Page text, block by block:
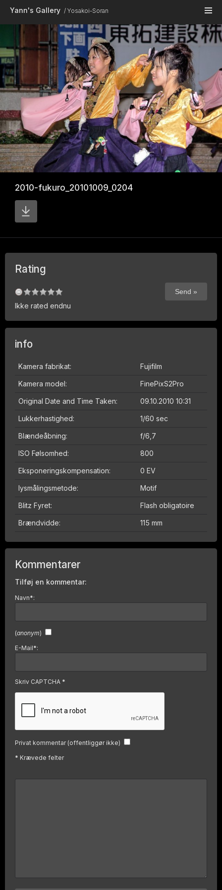
Yann's Gallery Yosakoi-Soran
2010-fukuro_20101009_0204
Rating
Ikke rated endnu
info
Kamera fabrikat: Fujifilm
Kamera model: FinePixS2Pro
Original Date and Time Taken: 09.10.2010 10:31
Lukkerhastighed: 1/60 sec
Blændeåbning: f/6,7
ISO Følsomhed: 800
Eksponeringskompensation: 0 EV
lysmålingsmetode: Motif
Blitz Fyret: Flash obligatoire
Brændvidde: 115 mm
Kommentarer
Tilføj en kommentar:
Navn*:
(anonym)
E-Mail*:
Skriv CAPTCHA *
Privat kommentar (offentliggør ikke)
* Krævede felter